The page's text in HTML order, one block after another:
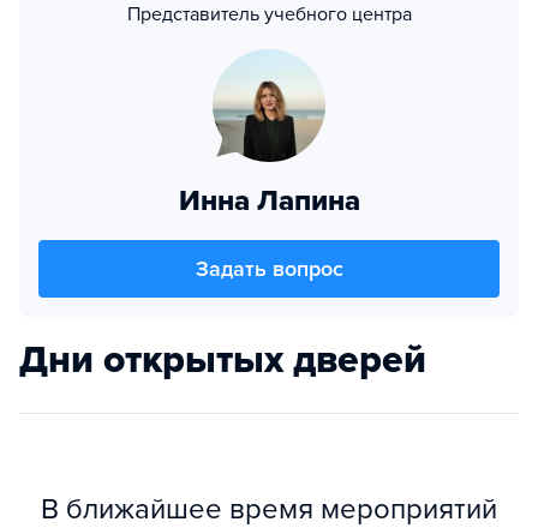
Представитель учебного центра
Инна Лапина
Задать вопрос
Дни открытых дверей
В ближайшее время мероприятий